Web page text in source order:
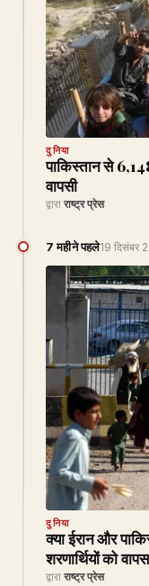
दुनिया
पाकिस्तान से
वापसी
द्वारा राष्ट्र प्रेस
7 महीने पहले19 दिसंबर
दुनिया
क्या ईरान और
शरणार्थियों को
द्वारा राष्ट्र प्रेस